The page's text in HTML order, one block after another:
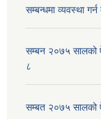
सम्बन्धमा व्यवस्था
सम्बन २०७५ सालको
८
सम्बत २०७५ सालको